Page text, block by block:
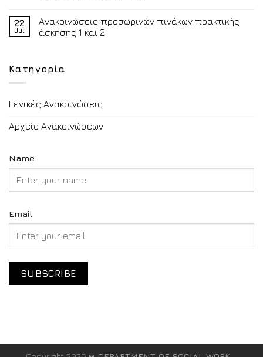
22
Jul
Ανακοινώσεις προσωρινών πινάκων πρακτικής
άσκησης 1 και 2
Κατηγορία
Γενικές Ανακοινώσεις
Αρχείο Ανακοινώσεων
Name
Email